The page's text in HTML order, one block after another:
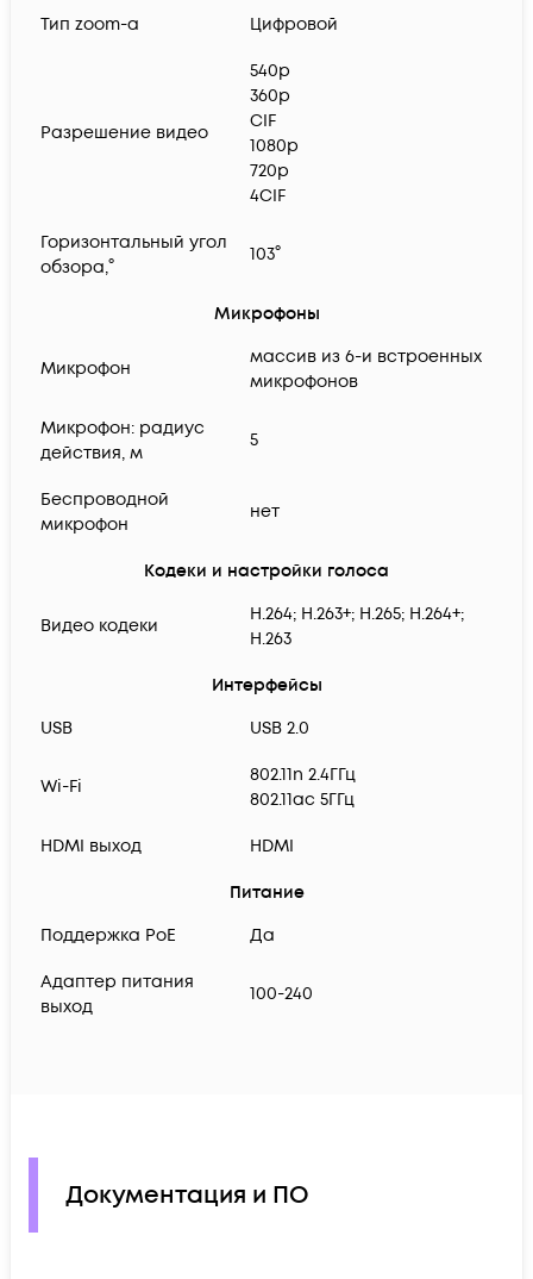
Тип zoom-а Цифровой
Разрешение видео
540p
360p
CIF
1080p
720p
4CIF
Горизонтальный угол
обзора,°
103°
Микрофоны
Микрофон
массив из 6-и встроенных
микрофонов
Микрофон: радиус
действия, м
5
Беспроводной
микрофон
нет
Кодеки и настройки голоса
Видео кодеки
H.264; H.263+; H.265; H.264+;
H.263
Интерфейсы
USB
USB 2.0
Wi-Fi
802.11n 2.4ГГц
802.11ac 5ГГц
HDMI выход HDMI
Питание
Поддержка PoE
Да
Адаптер питания
выход
100-240
Документация и ПО